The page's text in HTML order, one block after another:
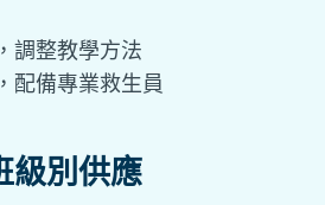
調整教學方法
配備專業救生員
級別供應